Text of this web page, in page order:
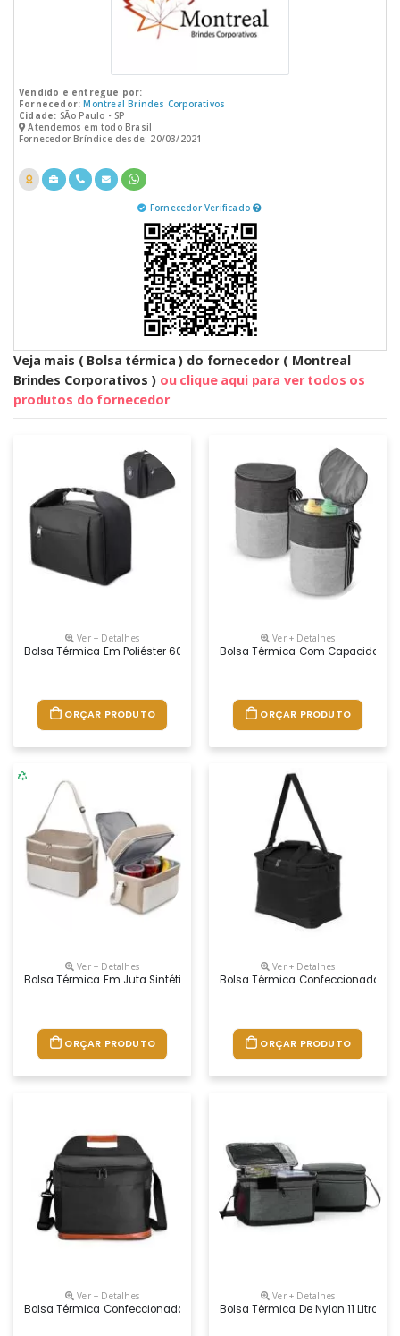
Vendido e entregue por:
Fornecedor: Montreal Brindes Corporativos
Cidade: SÃo Paulo - SP
Atendemos em todo Brasil
Fornecedor Bríndice desde: 20/03/2021
Fornecedor Verificado
Veja mais ( Bolsa térmica ) do fornecedor ( Montreal
Brindes Corporativos ) ou clique aqui para ver todos os
produtos do fornecedor
Ver + Detalhes
Bolsa Térmica Em Poliéster 600d Com Revestimento Em Pvc Com
ORÇAR PRODUTO
Ver + Detalhes
Bolsa Térmica Com Capacidade
ORÇAR PRODUTO
Ver + Detalhes
Bolsa Térmica Em Juta Sintética E Bolso Em Algodão. Interior
ORÇAR PRODUTO
Ver + Detalhes
Bolsa Térmica Confeccionada
ORÇAR PRODUTO
Ver + Detalhes
Bolsa Térmica Confeccionada Em Oxford Impermeável, Com Detalhes
Ver + Detalhes
Bolsa Térmica De Nylon 11 Litros